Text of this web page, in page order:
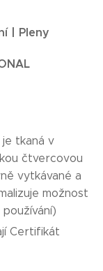
| Pleny
tkaná v
čtvercovou
vytkávané a
možnost
Certifikát